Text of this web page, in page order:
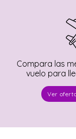
Compara las
vuelo para
Ver